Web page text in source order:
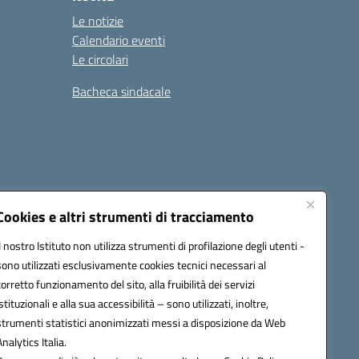
e altri strumenti di tracciamento
nostro Istituto non utilizza strumenti di profilazione degli utenti -
utilizzati esclusivamente cookies tecnici necessari al
funzionamento del sito, alla fruibilità dei servizi
e alla sua accessibilità – sono utilizzati, inoltre,
statistici anonimizzati messi a disposizione da Web
Italia.
Le notizie
Calendario eventi
Le circolari
Bacheca sindacale
Seguici su:
(PEC):tpis002005@pec.istruzione.it